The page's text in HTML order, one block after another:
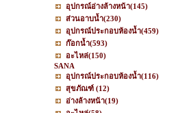
อุปกรณ์อ่างล้างหน้า(145)
ส่วนอาบน้ำ(230)
อุปกรณ์ประกอบห้องน้ำ(459)
ก๊อกน้ำ(593)
อะไหล่(150)
SANA
อุปกรณ์ประกอบห้องน้ำ(116)
สุขภัณฑ์ (12)
อ่างล้างหน้า(19)